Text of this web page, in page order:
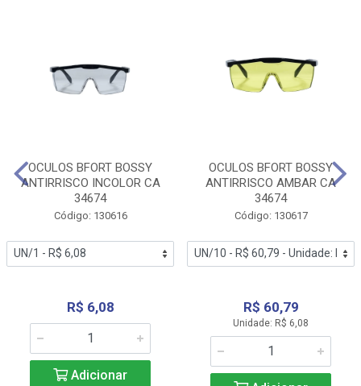
OCULOS BFORT BOSSY
ANTIRRISCO INCOLOR CA
34674
Código: 130616
R$ 6,08
Adicionar
OCULOS BFORT BOSSY
ANTIRRISCO AMBAR CA
34674
Código: 130617
R$ 60,79
Unidade: R$ 6,08